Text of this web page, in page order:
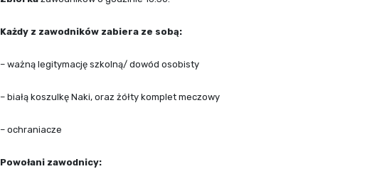
Każdy z zawodników zabiera ze sobą:
– ważną legitymację szkolną/ dowód osobisty
– białą koszulkę Naki, oraz żółty komplet meczowy
– ochraniacze
Powołani zawodnicy: